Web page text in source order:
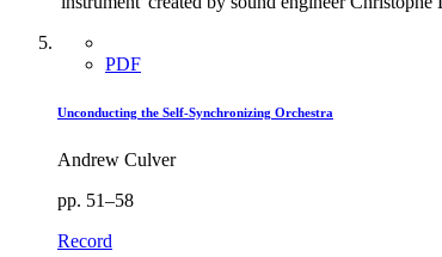
PDF
Unconducting the Self-Synchronizing Orchestra
Andrew Culver
pp. 51–58
Record